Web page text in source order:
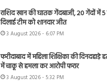
राशिद खान की घातक गेंदबाजी, 20 गेंदों में
दिलाई टीम को शानदार जीत
3 August 2026 - 6:07 PM
फरीदाबाद में महिला शिक्षिका की दिनदहाड़े
में चाकू से हमला कर आरोपी फरार
3 August 2026 - 5:32 PM